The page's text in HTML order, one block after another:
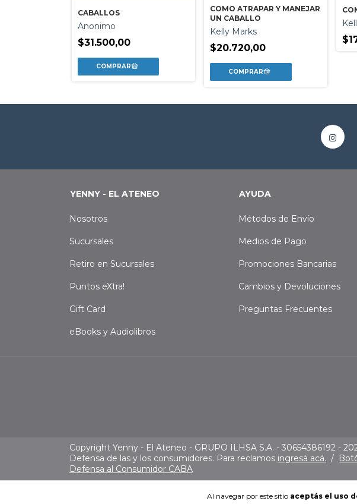
Al navegar por este sitio aceptás el uso
CABALLOS
Anonimo
$31.500,00
COMO ATRAPAR Y MANEJAR
UN CABALLO
Kelly Marks
$20.720,00
YENNY - EL ATENEO
Nosotros
Sucursales
Retiro en Sucursales
Puntos eXtra!
Gift Card
eBooks y Audiolibros
AYUDA
Métodos de Envío
Medios de Pago
Promociones Bancarias
Cambios y Devoluciones
Preguntas Frecuentes
Copyright Yenny - El Ateneo - GRUPO ILHSA S.A. - 30654386192 -
Defensa de las y los consumidores. Para reclamos ingresá acá. /
Defensa al Consumidor CABA